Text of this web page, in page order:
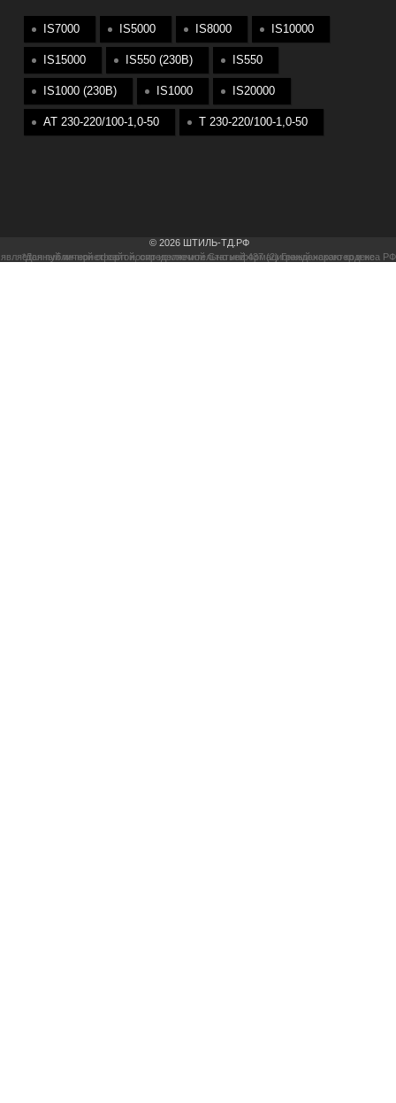
IS7000 IS5000 IS8000 IS10000
IS15000 IS550 (230В) IS550
IS1000 (230В) IS1000 IS20000
АТ 230-220/100-1,0-50 T 230-220/100-1,0-50
© 2026 ШТИЛЬ-ТД.РФ
*Данный интернет-сайт носит исключительно информационный характер и не является публичной офертой, определяемой Статьей 437 (2) Гражданского кодекса РФ